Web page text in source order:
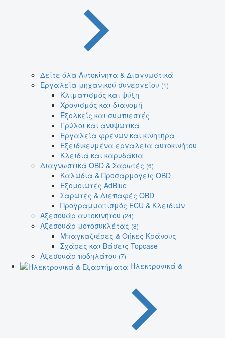
Δείτε όλα Αυτοκίνητα & Διαγνωστικά
Εργαλεία μηχανικού συνεργείου (1)
Κλιματισμός και ψύξη
Χρονισμός και διανομή
Εξολκείς και συμπιεστές
Γρύλοι και ανυψωτικά
Εργαλεία φρένων και κινητήρα
Εξειδικευμένα εργαλεία αυτοκινήτου
Κλειδιά και καρυδάκια
Διαγνωστικά OBD & Σαρωτές (6)
Καλώδια & Προσαρμογείς OBD
Εξομοιωτές AdBlue
Σαρωτές & Διεπαφές OBD
Προγραμματισμός ECU & Κλειδιών
Αξεσουάρ αυτοκινήτου (24)
Αξεσουάρ μοτοσυκλέτας (8)
Μπαγκαζιέρες & Θήκες Κράνους
Σχάρες και Βάσεις Topcase
Αξεσουάρ ποδηλάτου (7)
Ηλεκτρονικά &